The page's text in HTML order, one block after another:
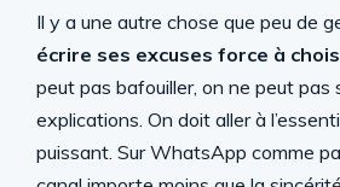
Il y a une autre chose que peu de
écrire ses excuses force à
peut pas bafouiller, on ne peut pas
explications. On doit aller à
puissant. Sur WhatsApp comme